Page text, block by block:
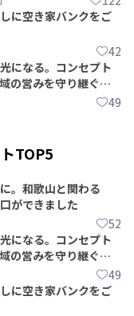
に空き家バンクをご
42
になる。コンセプト
の営みを守り継ぐ仲
49
TOP5
。和歌山と関わる
ができました
52
になる。コンセプト
の営みを守り継ぐ仲
49
に空き家バンクをご